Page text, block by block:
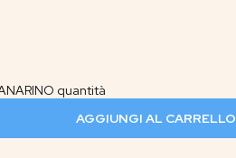
quantità
AGGIUNGI AL CARRELLO